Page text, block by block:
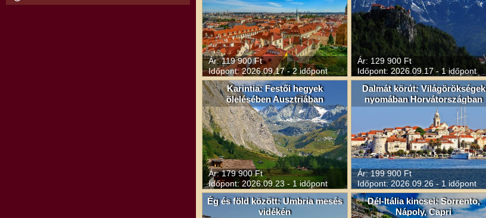
Ár: 119 900 Ft
Időpont: 2026.09.17 - 2 időpont
Ár: 129 900 Ft
Időpont: 2026.09.17 - 1 időpont
Karintia: Festői hegyek
ölelésében Ausztriában
Ár: 179 900 Ft
Időpont: 2026.09.23 - 1 időpont
Dalmát körút: Világörökségek
nyomában Horvátországban
Ár: 199 900 Ft
Időpont: 2026.09.26 - 1 időpont
Ég és föld között: Umbria mesés
vidékén
Dél-Itália kincsei: Sorrento,
Nápoly, Capri